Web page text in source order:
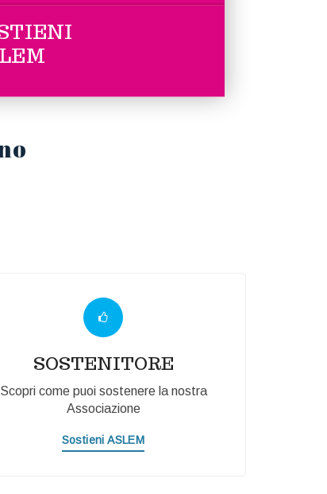
SOSTENITORE
Scopri come puoi sostenere la nostra
Associazione
Sostieni ASLEM